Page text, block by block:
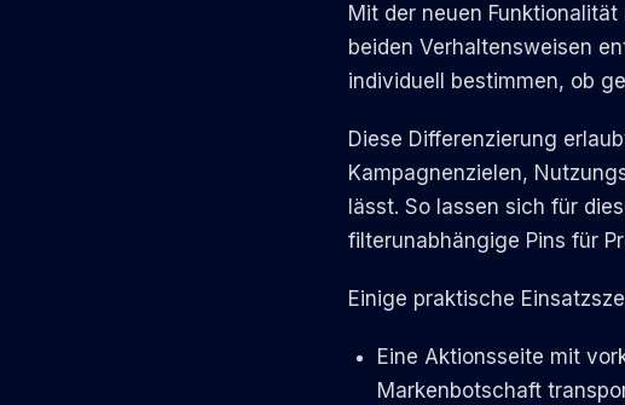
Mit der neuen
beiden Verhaltensweisen
individuell bestimmen, ob
Diese Differenzierung
Kampagnenzielen,
lässt. So lassen sich für
filterunabhängige Pins für
Einige praktische
Eine Aktionsseite mit
Markenbotschaft